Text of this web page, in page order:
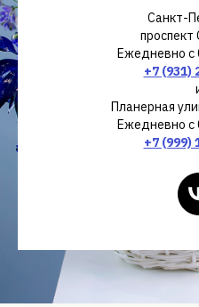
Санкт-
проспект
Ежедневно с
+7 (931)
Планерная
Ежедневно с
+7 (999)